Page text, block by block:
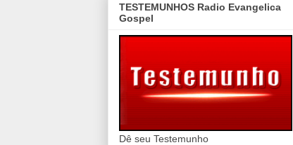
TESTEMUNHOS Radio Evangelica
Gospel
Dê seu Testemunho